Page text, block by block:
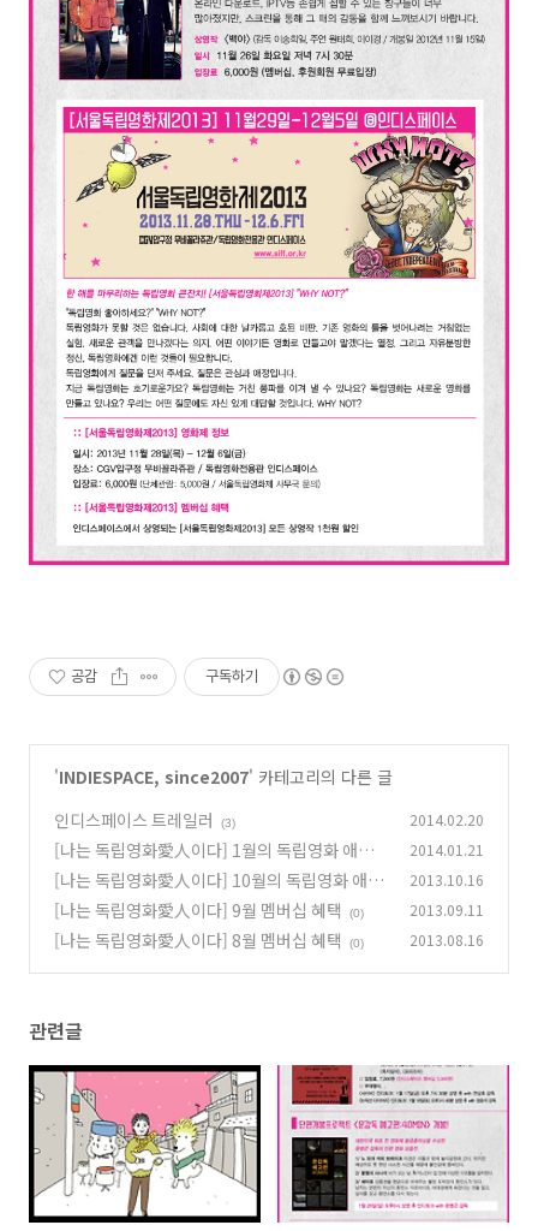
공감 구독하기
'INDIESPACE, since2007' 카테고리의 다른 글
인디스페이스 트레일러
(3) 2014.02.20
[나는 독립영화愛人이다] 1월의 독립영화 애인
멤버십 혜택 (0)
2014.01.21
[나는 독립영화愛人이다] 10월의 독립영화 애인
멤버십 혜택 (0)
2013.10.16
[나는 독립영화愛人이다] 9월 멤버십 혜택 (0) 2013.09.11
[나는 독립영화愛人이다] 8월 멤버십 혜택 (0) 2013.08.16
관련글